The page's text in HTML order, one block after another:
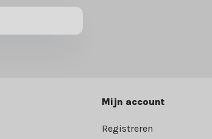
Mijn account
Registreren